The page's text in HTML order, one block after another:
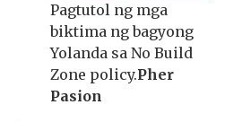
Pagtutol ng mga
biktima ng bagyong
Yolanda sa No Build
Zone policy.Pher
Pasion